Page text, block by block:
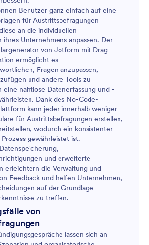
Benutzer ganz einfach auf eine
für Austrittsbefragungen
an die individuellen
Unternehmens anpassen. Der
von Jotform mit Drag-
ermöglicht es
Fragen anzupassen,
und andere Tools zu
eine nahtlose Datenerfassung und -
Dank des No-Code-
kann jeder innerhalb weniger
für Austrittsbefragungen erstellen,
wodurch ein konsistenter
gewährleistet ist.
und erweiterte
erleichtern die Verwaltung und
Feedback und helfen Unternehmen,
auf der Grundlage
zu treffen.
von
lassen sich an